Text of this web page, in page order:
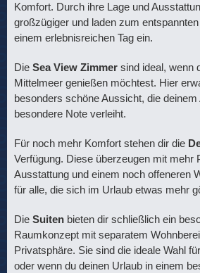
Komfort. Durch ihre Lage und
großzügiger und laden zum
einem erlebnisreichen Tag ein.
Die Sea View Zimmer sind ideal, wenn
Mittelmeer genießen möchtest. Hier
besonders schöne Aussicht, die deinem
besondere Note verleiht.
Für noch mehr Komfort stehen dir die
Verfügung. Diese überzeugen mit mehr
Ausstattung und einem noch offeneren
für alle, die sich im Urlaub etwas mehr
Die Suiten bieten dir schließlich ein
Raumkonzept mit separatem
Privatsphäre. Sie sind die ideale Wahl
oder wenn du deinen Urlaub in einem